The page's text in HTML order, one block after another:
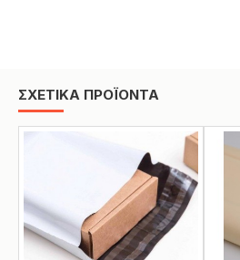
ΣΧΕΤΙΚΑ ΠΡΟΪΟΝΤΑ